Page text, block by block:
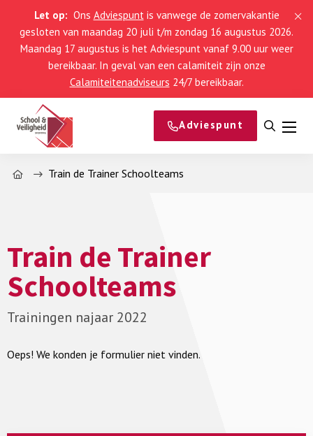
Let op: Ons Adviespuntis vanwege de zomervakantie
gesloten van maandag 20 juli t/m zondag 16 augustus 2026.
Maandag 17 augustus is het Adviespunt vanaf 9.00 uur weer
bereikbaar. In geval van een calamiteit zijn onze
Calamiteitenadviseurs 24/7 bereikbaar.
Adviespunt
Open
Home Train de Trainer Schoolteams
Train de Trainer
Schoolteams
Trainingen najaar 2022
Oeps! We konden je formulier niet vinden.